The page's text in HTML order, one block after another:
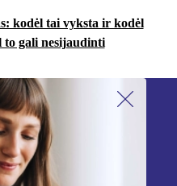
kodėl tai vyksta ir kodėl
gali nesijaudinti
mūsų naujienlaiškį!
pasiūlymo.